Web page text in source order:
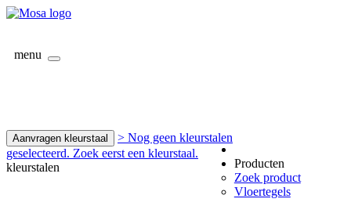
menu
Aanvragen kleurstaal
> Nog geen kleurstalen
geselecteerd. Zoek eerst een kleurstaal.
kleurstalen
Producten
Zoek product
Vloertegels